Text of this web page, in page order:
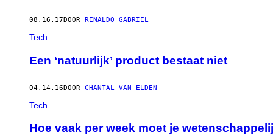
08.16.17DOOR RENALDO GABRIEL
Tech
Een ‘natuurlijk’ product bestaat niet
04.14.16DOOR CHANTAL VAN ELDEN
Tech
Hoe vaak per week moet je